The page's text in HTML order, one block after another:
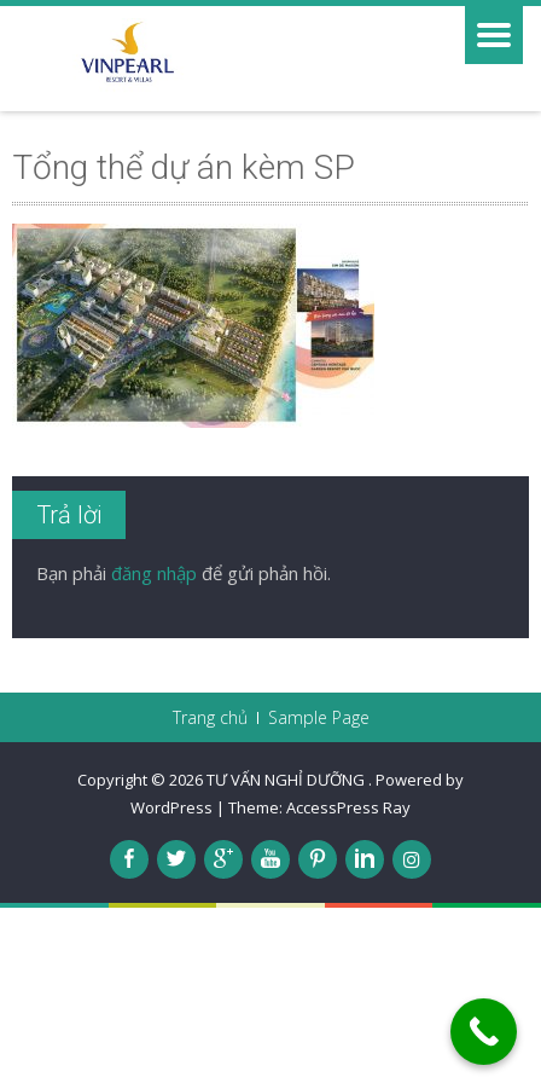
Tổng thể dự án kèm SP
Trả lời
Bạn phải đăng nhập để gửi phản hồi.
Trang chủ Sample Page
Copyright © 2026TƯ VẤN NGHỈ DƯỠNG . Powered by
WordPress | Theme: AccessPress Ray